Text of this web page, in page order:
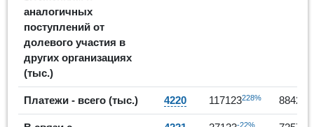
аналогичных
поступлений от
долевого участия в
других организациях
(тыс.)
Платежи - всего (тыс.) 4220 117123228% 88425
-22%